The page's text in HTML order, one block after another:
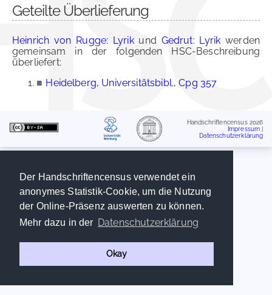
Der Handschriftencensus verwendet ein
anonymes Statistik-Cookie, um die Nutzung
der Online-Präsenz auswerten zu können.
Mehr dazu in der Datenschutzerklärung
Okay
Geteilte Überlieferung
Heinrich von Rugge: Lyrikund Gedrut: Lyrik werden
gemeinsam in der folgenden HSC-Beschreibung
überliefert:
■ Heidelberg, Universitätsbibl., Cpg 357
Handschriftencensus 2026
Impressum
Datenschutzerklärung